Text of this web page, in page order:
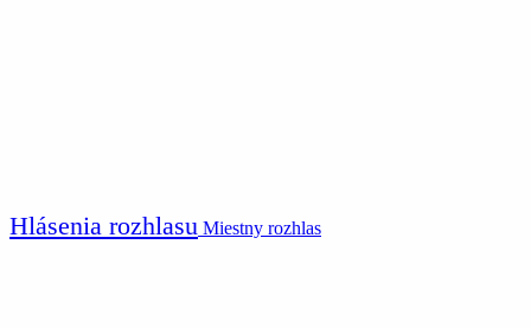
Hlásenia rozhlasu Miestny rozhlas